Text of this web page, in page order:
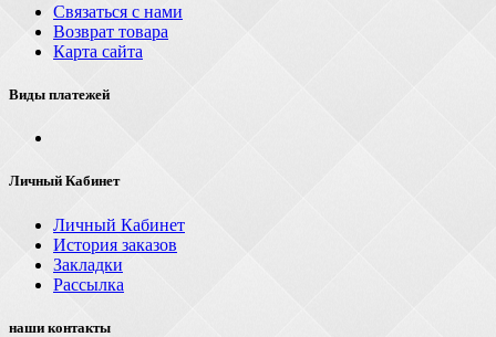
Связаться с нами
Возврат товара
Карта сайта
Виды платежей
Личный Кабинет
Личный Кабинет
История заказов
Закладки
Рассылка
наши контакты